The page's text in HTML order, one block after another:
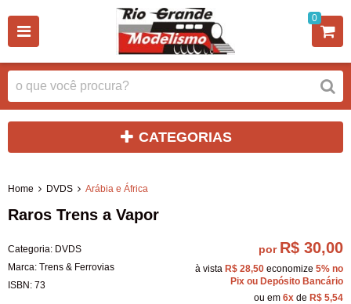
0
CATEGORIAS
Home DVDS Arábia e África
Raros Trens a Vapor
Categoria: DVDS
Marca: Trens & Ferrovias
ISBN: 73
por R$ 30,00
à vista R$ 28,50 economize 5% no
Pix ou Depósito Bancário
ou em 6x de R$ 5,54